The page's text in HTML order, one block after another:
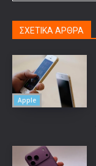
ΣΧΕΤΙΚΑ ΑΡΘΡΑ
Apple